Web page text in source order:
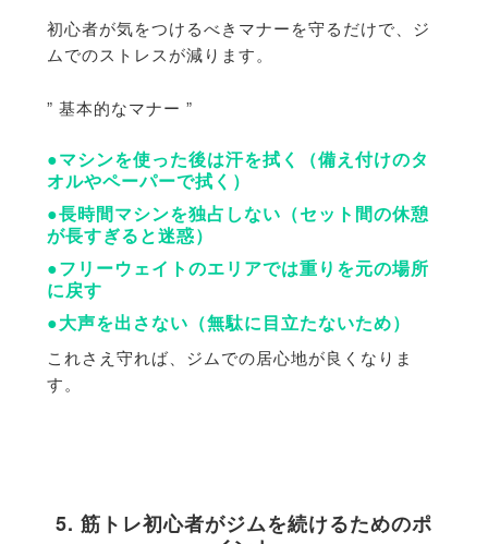
初心者が気をつけるべきマナーを守るだけで、 ジ
ムでのストレスが減ります。
” 基本的なマナー ”
●マシンを使った後は汗を拭く（備え付けのタ
オルやペーパーで拭く）
●長時間マシンを独占しない（セット間の休憩
が長すぎると迷惑）
●フリーウェイトのエリアでは重りを元の場所
に戻す
●大声を出さない（無駄に目立たないため）
これさえ守れば、ジムでの居心地が良くなりま
す。
5. 筋トレ初心者がジムを続けるためのポ